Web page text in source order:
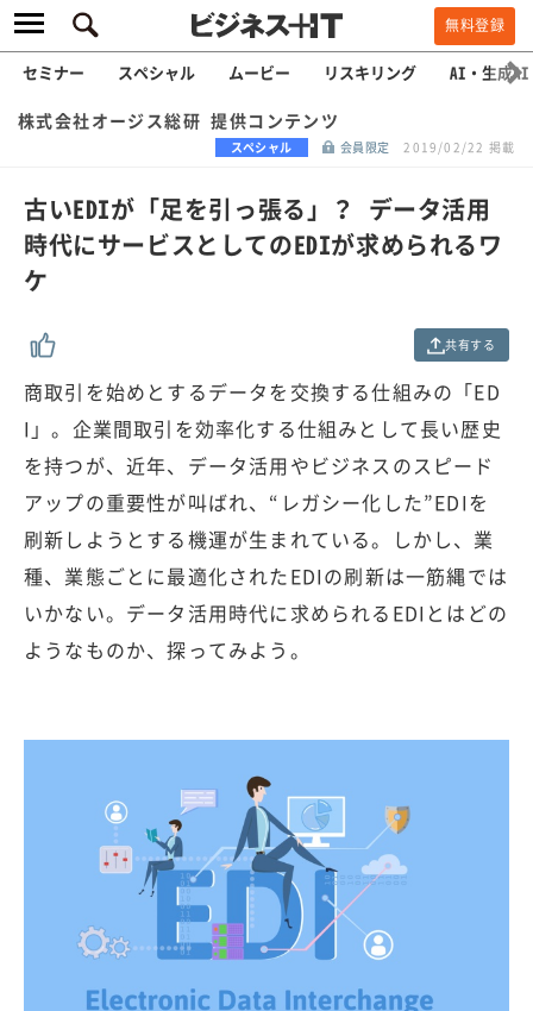
無料登録
セミナー スペシャル ムービー リスキリング AI・生成AI
株式会社オージス総研 提供コンテンツ
スペシャル 会員限定 2019/02/22 掲載
古いEDIが「足を引っ張る」？ データ活用
時代にサービスとしてのEDIが求められるワ
ケ
共有する
商取引を始めとするデータを交換する仕組みの「ED
I」。企業間取引を効率化する仕組みとして長い歴史
を持つが、近年、データ活用やビジネスのスピード
アップの重要性が叫ばれ、“レガシー化した”EDIを
刷新しようとする機運が生まれている。しかし、業
種、業態ごとに最適化されたEDIの刷新は一筋縄では
いかない。データ活用時代に求められるEDIとはどの
ようなものか、探ってみよう。